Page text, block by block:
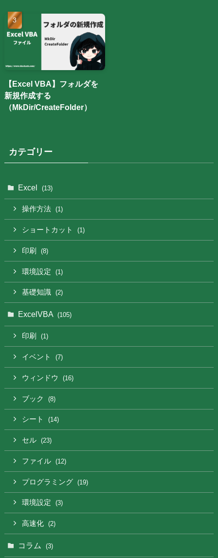
【Excel VBA】フォルダを
新規作成する
（MkDir/CreateFolder）
カテゴリー
Excel (13)
操作方法 (1)
ショートカット (1)
印刷 (8)
環境設定 (1)
基礎知識 (2)
ExcelVBA (105)
印刷 (1)
イベント (7)
ウィンドウ (16)
ブック (8)
シート (14)
セル (23)
ファイル (12)
プログラミング (19)
環境設定 (3)
高速化 (2)
コラム (3)